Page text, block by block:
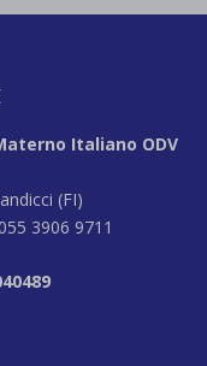
Italiano ODV
(FI)
3906 9711